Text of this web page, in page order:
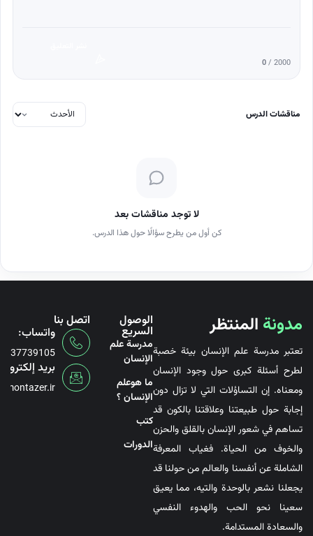
0/ 2000
مناقشات الدرس
لا توجد مناقشات بعد
كن أول من يطرح سؤالًا حول هذا الدرس.
مدونة المنتظر
تعتبر مدرسة علم الإنسان بيئة خصبة
لطرح أسئلة كبرى حول وجود الإنسان
ومعناه. إن التساؤلات التي لا تزال دون
إجابة حول طبيعتنا وعلاقتنا بالكون قد
تساهم في شعور الإنسان بالقلق والحزن
والخوف من الحياة. فغياب المعرفة
الشاملة عن أنفسنا والعالم من حولنا قد
يجعلنا نشعر بالوحدة والتيه، مما يعيق
سعينا نحو الحب والهدوء النفسي
والسعادة المستدامة.
الوصول
السريع
مدرسة علم
الإنسان
ما هوعلم
الإنسان ؟
کتب
الدورات
اتصل بنا
واتساب:
بريد